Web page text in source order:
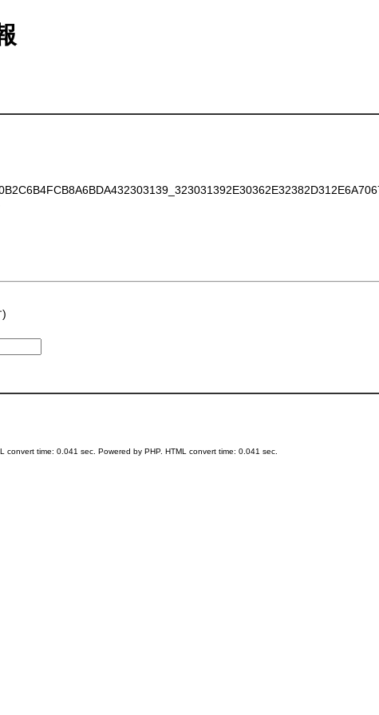
)
convert time: 0.041 sec. Powered by PHP. HTML convert time: 0.041 sec.